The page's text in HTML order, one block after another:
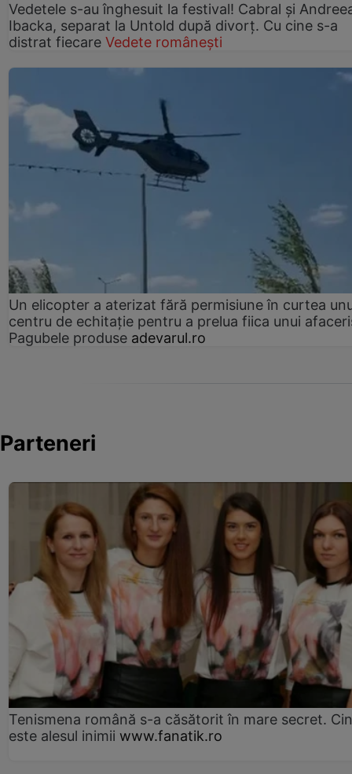
Vedetele s-au înghesuit la festival! Cabral și
Ibacka, separat la Untold după divorț. Cu cine s-a
distrat fiecare Vedete românești
Un elicopter a aterizat fără permisiune în curtea
centru de echitație pentru a prelua fiica unui
Pagubele produse adevarul.ro
Parteneri
Tenismena română s-a căsătorit în mare secret.
este alesul inimii www.fanatik.ro